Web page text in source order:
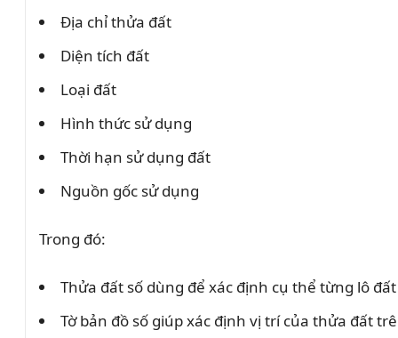
Địa chỉ thửa đất
Diện tích đất
Loại đất
Hình thức sử dụng
Thời hạn sử dụng đất
Nguồn gốc sử dụng
Trong đó:
Thửa đất số dùng để xác định cụ thể từng lô đất
Tờ bản đồ số giúp xác định vị trí của thửa đất